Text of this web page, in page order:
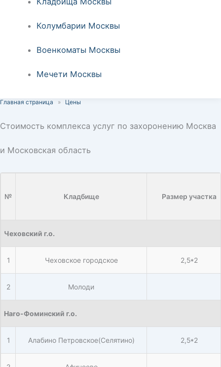
Колумбарии Москвы
Военкоматы Москвы
Мечети Москвы
Главная страница » Цены
Стоимость комплекса услуг по захоронению Москва
и Московская область
№ Кладбище Размер участка
Чеховский г.о.
1 Чеховское городское 2,5*2
2 Молоди
Нaro-Фоминский г.о.
1 Алабино Петровское(Селятино) 2,5*2